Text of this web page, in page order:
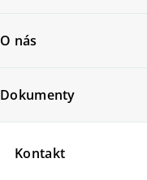
O nás
Kontakt
Dokumenty